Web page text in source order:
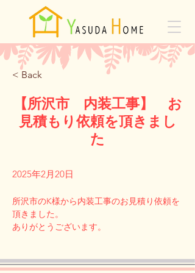
< Back
【所沢市 内装工事】 お
見積もり依頼を頂きまし
た
2025年2月20日
Previous
所沢市のK様から内装工事のお見積り依頼を
頂きました。
ありがとうございます。